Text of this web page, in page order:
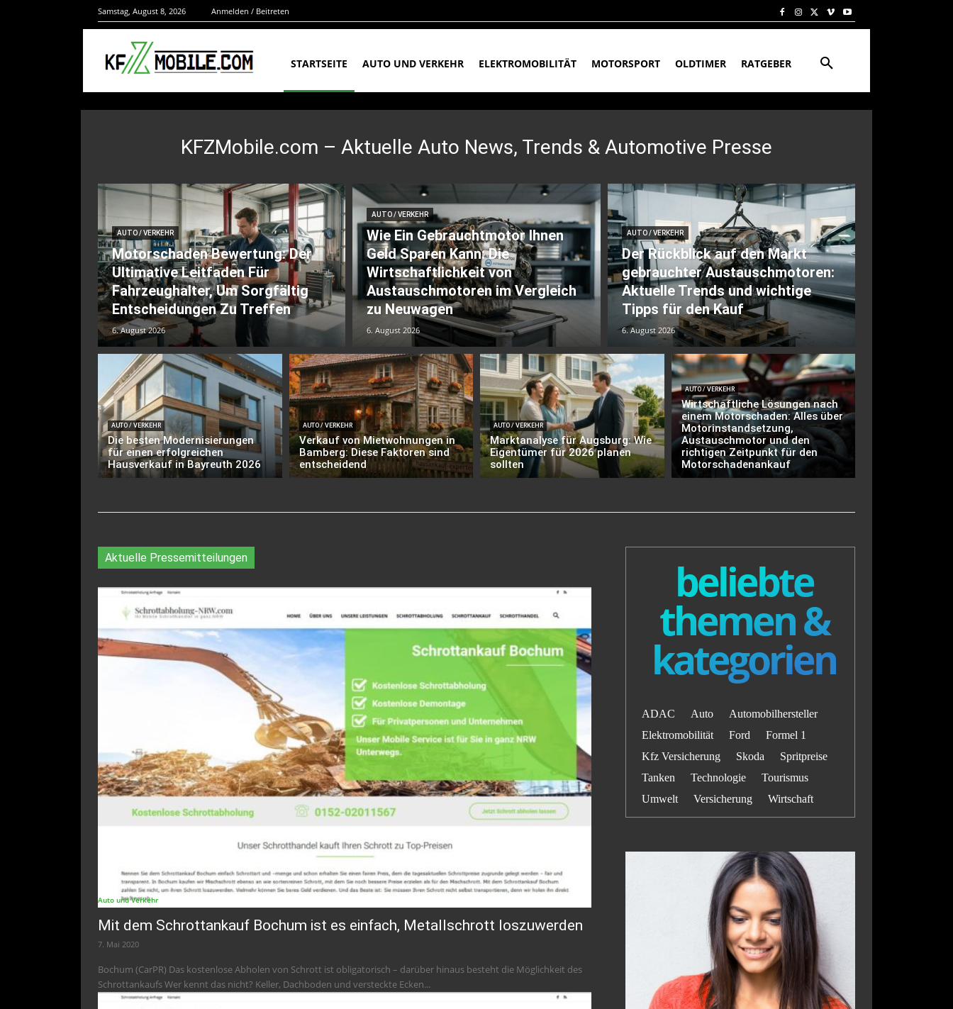
Samstag, August 8, 2026 Anmelden / Beitreten
STARTSEITE AUTO UND VERKEHR ELEKTROMOBILITÄT MOTORSPORT OLDTIMER RATGEBER
KFZMobile.com – Aktuelle Auto News, Trends & Automotive Presse
AUTO / VERKEHR
Motorschaden Bewertung: Der
Ultimative Leitfaden Für
Fahrzeughalter, Um Sorgfältig
Entscheidungen Zu Treffen
6. August 2026
AUTO / VERKEHR
Wie Ein Gebrauchtmotor Ihnen
Geld Sparen Kann: Die
Wirtschaftlichkeit von
Austauschmotoren im Vergleich
zu Neuwagen
6. August 2026
AUTO / VERKEHR
Der Rückblick auf den Markt
gebrauchter Austauschmotoren:
Aktuelle Trends und wichtige
Tipps für den Kauf
6. August 2026
AUTO / VERKEHR
Die besten Modernisierungen
für einen erfolgreichen
Hausverkauf in Bayreuth 2026
AUTO / VERKEHR
Verkauf von Mietwohnungen in
Bamberg: Diese Faktoren sind
entscheidend
AUTO / VERKEHR
Marktanalyse für Augsburg: Wie
Eigentümer für 2026 planen
sollten
AUTO / VERKEHR
Wirtschaftliche Lösungen nach
einem Motorschaden: Alles über
Motorinstandsetzung,
Austauschmotor und den
richtigen Zeitpunkt für den
Motorschadenankauf
Aktuelle Pressemitteilungen
Auto und Verkehr
Mit dem Schrottankauf Bochum ist es einfach, Metallschrott loszuwerden
7. Mai 2020
Bochum (CarPR) Das kostenlose Abholen von Schrott ist obligatorisch – darüber hinaus besteht die Möglichkeit des
Schrottankaufs Wer kennt das nicht? Keller, Dachboden und versteckte Ecken...
beliebte
themen &
kategorien
ADAC Auto
Automobilhersteller
Elektromobilität
Ford
Formel 1
Kfz Versicherung
Skoda
Spritpreise
Tanken
Technologie
Tourismus
Umwelt
Versicherung Wirtschaft